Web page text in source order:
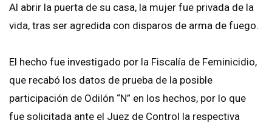
Al abrir la puerta de su casa, la mujer fue privada de la
vida, tras ser agredida con disparos de arma de fuego.
El hecho fue investigado por la Fiscalía de Feminicidio,
que recabó los datos de prueba de la posible
participación de Odilón “N” en los hechos, por lo que
fue solicitada ante el Juez de Control la respectiva